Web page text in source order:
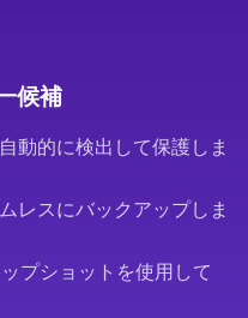
候補
動的に検出して保護しま
レスにバックアップしま
プショットを使用して